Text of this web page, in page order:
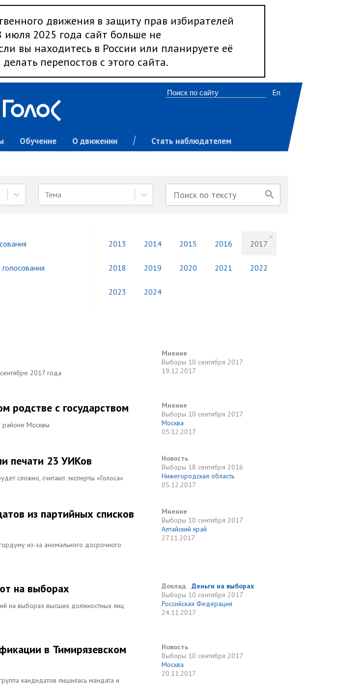
движения в защиту прав избирателей
июля 2025 года сайт больше не
вы находитесь в России или планируете её
перепостов с этого сайта.
Обучение О движении Стать наблюдателем
En
Тема
2013 2014 2015 2016 2017
2018 2019 2020 2021 2022
2023 2024
2017 года
Мнение
Выборы 10 сентября 2017
19.12.2017
родстве с государством
районе Москвы
Мнение
Выборы 10 сентября 2017
Москва
05.12.2017
печати 23 УИКов
сложно, считают эксперты «Голоса»
Новость
Выборы 18 сентября 2016
Нижегородская область
05.12.2017
из партийных списков
из-за аномального досрочного
Мнение
Выборы 10 сентября 2017
Алтайский край
27.11.2017
на выборах
на выборах высших должностных лиц
Доклад
Деньги на выборах
Выборы 10 сентября 2017
Российская Федерация
24.11.2017
в Тимирязевском
кандидатов лишилась мандата и
Новость
Выборы 10 сентября 2017
Москва
20.11.2017